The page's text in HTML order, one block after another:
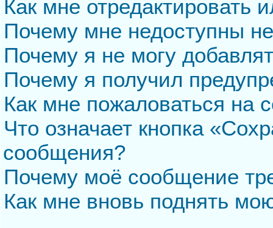
Как мне отредактировать
Почему мне недоступны
Почему я не могу
Почему я получил
Как мне пожаловаться на
Что означает кнопка
сообщения?
Почему моё сообщение
Как мне вновь поднять